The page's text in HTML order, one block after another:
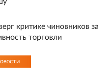
критике чиновников за
торговли